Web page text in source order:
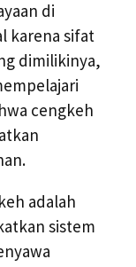
di
karena sifat
dimilikinya,
cengkeh
adalah
sistem